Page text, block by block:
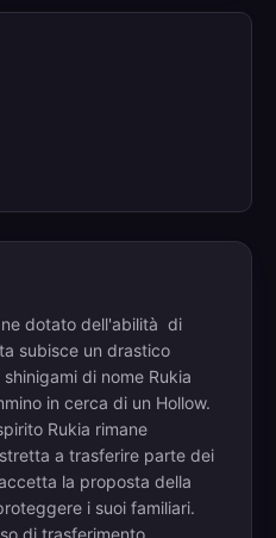
dotato dell'abilità di
subisce un drastico
di nome Rukia
in cerca di un Hollow.
Rukia rimane
a trasferire parte dei
la proposta della
i suoi familiari.
di trasferimento,